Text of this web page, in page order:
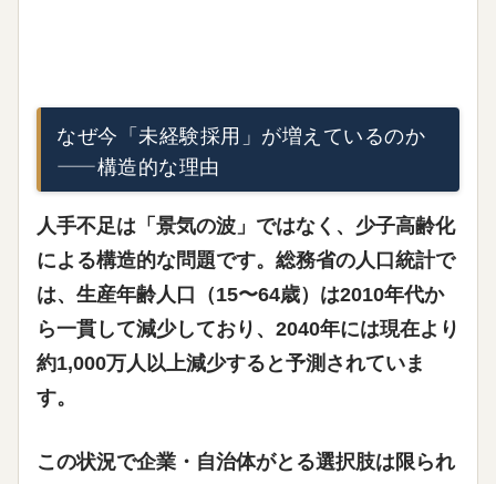
なぜ今「未経験採用」が増えているのか
——構造的な理由
人手不足は「景気の波」ではなく、 少子高齢化
による構造的な問題です。総務省の人口統計で
は、生産年齢人口（15〜64歳）は2010年代か
ら一貫して減少しており、2040年には現在より
約1,000万人以上減少すると予測されていま
す。
この状況で企業・自治体がとる選択肢は限られ